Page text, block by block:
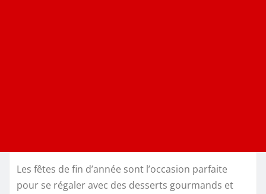
Les fêtes de fin d’année sont l’occasion parfaite
pour se régaler avec des desserts gourmands et